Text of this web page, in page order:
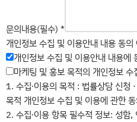
문의내용(필수) *
내
용
분
야
를
이
개인정보 수집 및 이용안내 내용 동의
개인정보 수집 및 이용안내 내용에
마케팅 및 홍보 목적의 개인정보
1. 수집∙이용의 목적 : 법률상담 신청
목적 개인정보 수집 및 이용에 관한
2. 수집∙이용 항목 필수적 정보: 성함